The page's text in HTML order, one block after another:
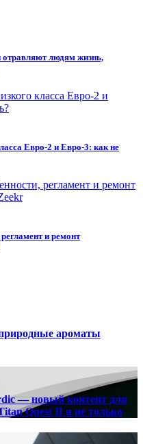
отравляют людям жизнь,
Евро-2 и Евро-3: как не
и ремонт
ароматы
— новый контент для
Quest II и не только